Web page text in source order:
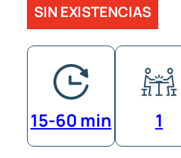
SIN EXISTENCIAS
15-60 min 1